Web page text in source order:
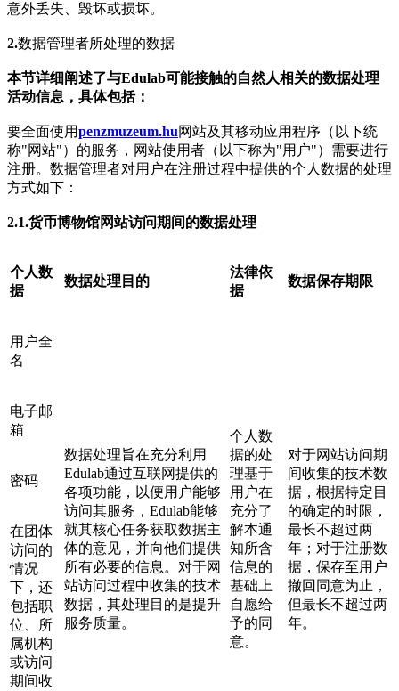
意外丢失、毁坏或损坏。
2.数据管理者所处理的数据
本节详细阐述了与Edulab可能接触的自然人相关的数据处理
活动信息，具体包括：
要全面使用penzmuzeum.hu网站及其移动应用程序（以下统
称"网站"）的服务，网站使用者（以下称为"用户"）需要进行
注册。数据管理者对用户在注册过程中提供的个人数据的处理
方式如下：
2.1.货币博物馆网站访问期间的数据处理
个人数
据
数据处理目的
法律依
据
数据保存期限
用户全
名
数据处理旨在充分利用
Edulab通过互联网提供的
各项功能，以便用户能够
访问其服务，Edulab能够
就其核心任务获取数据主
体的意见，并向他们提供
所有必要的信息。对于网
站访问过程中收集的技术
数据，其处理目的是提升
服务质量。
个人数
据的处
理基于
用户在
充分了
解本通
知所含
信息的
基础上
自愿给
予的同
意。
对于网站访问期
间收集的技术数
据，根据特定目
的确定的时限，
最长不超过两
年；对于注册数
据，保存至用户
撤回同意为止，
但最长不超过两
年。
电子邮
箱
密码
在团体
访问的
情况
下，还
包括职
位、所
属机构
或访问
期间收